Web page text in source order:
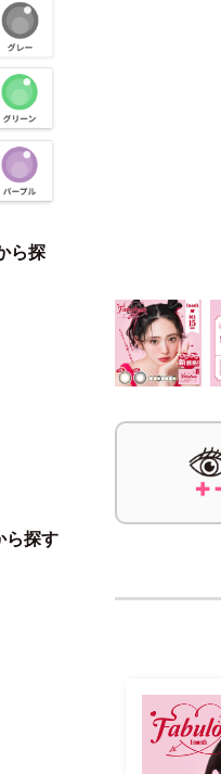
ら探
ら探す